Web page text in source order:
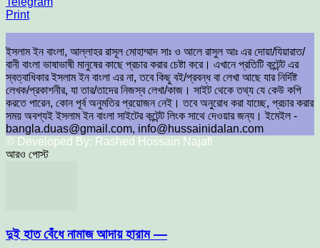
Print
ইসলাম ইন বাংলা, আল্লাহর রাসূল মোহাম্মাদ সাঃ ও আলে রাসুল আঃ এর দোয়া/যিয়ারাত/
বানী বাংলা ভাষাভাষী মানুষের কাছে প্রচার করার চেষ্টা করে। এখানে প্রতিটি কন্টেন্ট এর
স্বত্বাধিকার ইসলাম ইন বাংলা এর না, তবে কিছু বই/প্রবন্ধ বা লেখা আছে যার নির্দিষ্ট
লেখক/প্রকাশনীর, যা তার/তাদের নিজস্ব লেখা/কাজ। সাইট থেকে তথ্য যে কেউ কপি
করতে পারেন, কোন পূর্ব অনুমতির প্রয়োজন নেই। তবে অনুরোধ করা যাচ্ছে, প্রচার করার
সময় অবশ্যই ইসলাম ইন বাংলা সাইটের কন্টেন্ট লিংক সাথে দেওয়ার জন্য। ইমেইল -
bangla.duas@gmail.com, info@hussainidalan.com
© Developed By: Rashed Hossain Najafi
আরও পোস্ট
দুই হাত বেঁধে নামাজ আদায় হারাম —